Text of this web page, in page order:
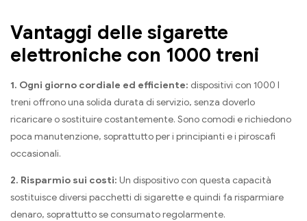
Vantaggi delle sigarette
elettroniche con 1000 treni
1. Ogni giorno cordiale ed efficiente: dispositivi con 1000 I
treni offrono una solida durata di servizio, senza doverlo
ricaricare o sostituire costantemente. Sono comodi e richiedono
poca manutenzione, soprattutto per i principianti e i piroscafi
occasionali.
2. Risparmio sui costi: Un dispositivo con questa capacità
sostituisce diversi pacchetti di sigarette e quindi fa risparmiare
denaro, soprattutto se consumato regolarmente.